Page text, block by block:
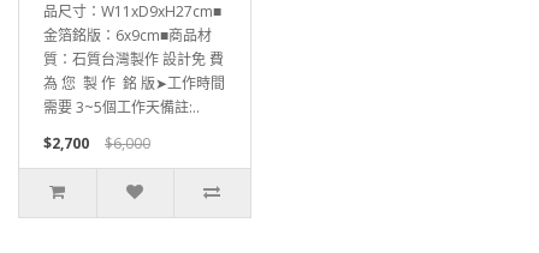
品尺寸：W11xD9xH27cm■
金箔銘版：6x9cm■商品材
質：石質台灣製作 設計免 費
為 您 製 作 銘 版➤工作時間
需要 3~5個工作天備註:..
$2,700
$6,000